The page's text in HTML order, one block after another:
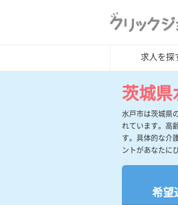
求人を探
茨城県
水戸市は茨城県
れています。高
す。具体的な介
ントがあなたに
希望